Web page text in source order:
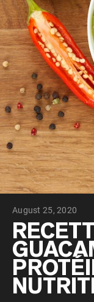
”Protein Powder“
”Overnight Oats“
”Vegan protein“
”Collagen“
”Micellar Casein“
PROTÉINES
PROTÉINES
August 25, 2020